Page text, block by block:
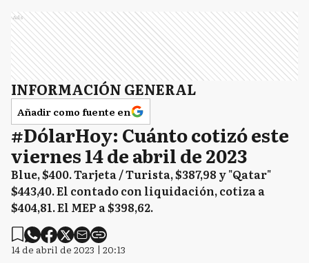
Ads
INFORMACIÓN GENERAL
Añadir como fuente en
#DólarHoy: Cuánto cotizó este
viernes 14 de abril de 2023
Blue, $400. Tarjeta / Turista, $387,98 y "Qatar"
$443,40. El contado con liquidación, cotiza a
$404,81. El MEP a $398,62.
14 de abril de 2023 | 20:13